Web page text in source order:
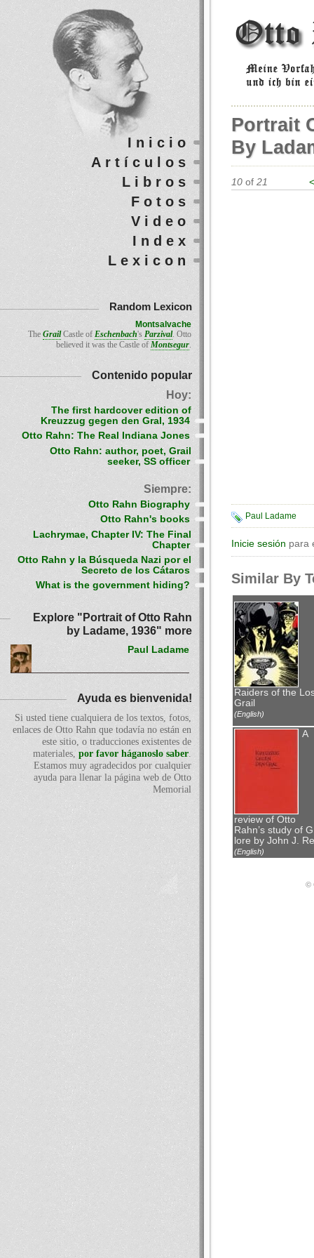
Portrait
By
10 of 21
Paul Ladame
Inicie sesión para
Similar By
Raiders of the
Grail
(English)
A
review of Otto
Rahn’s study of
lore by John J.
(English)
Inicio
Artículos
Libros
Fotos
Video
Index
Lexicon
Random Lexicon
Montsalvache
The GrailCastle of Eschenbach's Parzival. Otto
believed it was the Castle ofMontsegur.
Contenido popular
Hoy:
The first hardcover edition of
Kreuzzug gegen den Gral, 1934
Otto Rahn: The Real Indiana Jones
Otto Rahn: author, poet, Grail
seeker, SS officer
Siempre:
Otto Rahn Biography
Otto Rahn's books
Lachrymae, Chapter IV: The Final
Chapter
Otto Rahn y la Búsqueda Nazi por el
Secreto de los Cátaros
What is the government hiding?
Explore "Portrait of Otto Rahn
by Ladame, 1936" more
Paul Ladame
Ayuda es bienvenida!
Si usted tiene cualquiera de los textos, fotos,
enlaces de Otto Rahn que todavía no están en
este sitio, o traducciones existentes de
materiales, por favor háganoslo saber.
Estamos muy agradecidos por cualquier
ayuda para llenar la página web de Otto
Memorial
©